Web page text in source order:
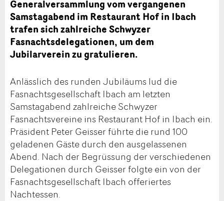
Generalversammlung vom vergangenen
Samstagabend im Restaurant Hof in Ibach
trafen sich zahlreiche Schwyzer
Fasnachtsdelegationen, um dem
Jubilarverein zu gratulieren.
Anlässlich des runden Jubiläums lud die
Fasnachtsgesellschaft Ibach am letzten
Samstagabend zahlreiche Schwyzer
Fasnachtsvereine ins Restaurant Hof in Ibach ein.
Präsident Peter Geisser führte die rund 100
geladenen Gäste durch den ausgelassenen
Abend. Nach der Begrüssung der verschiedenen
Delegationen durch Geisser folgte ein von der
Fasnachtsgesellschaft Ibach offeriertes
Nachtessen.